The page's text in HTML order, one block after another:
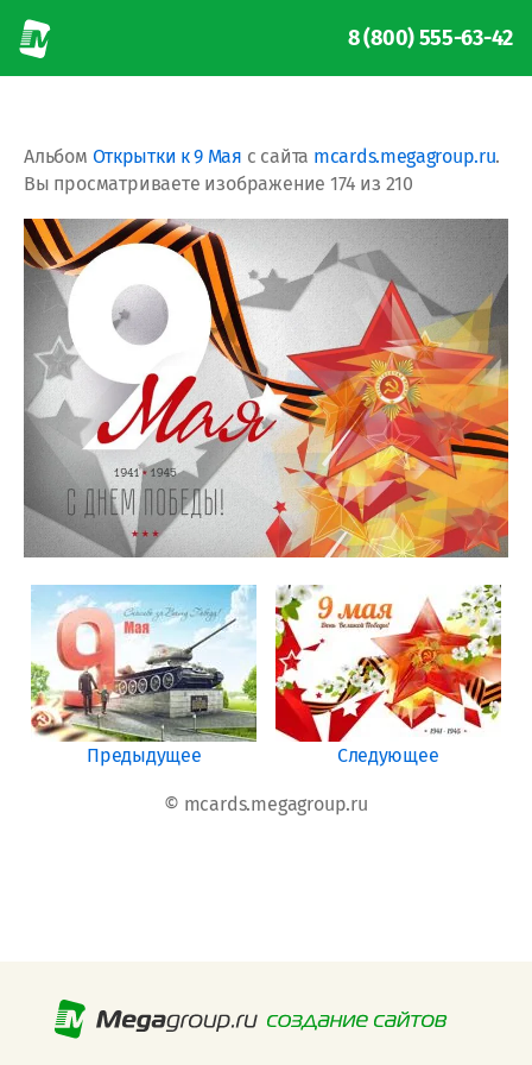
8 (800) 555-63-42
Альбом Открытки к 9 Мая с сайта mcards.megagroup.ru.
Вы просматриваете изображение 174 из 210
Предыдущее Следующее
© mcards.megagroup.ru